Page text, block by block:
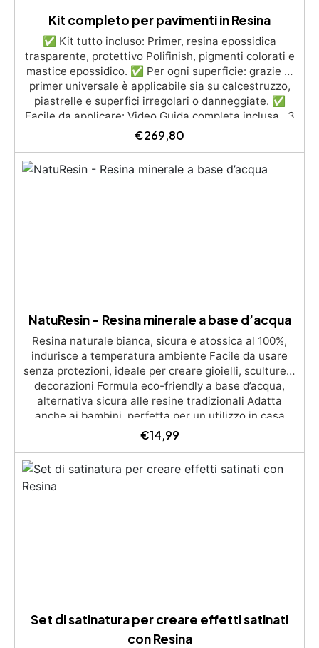
Kit completo per pavimenti in Resina
✅ Kit tutto incluso: Primer, resina epossidica
trasparente, protettivo Polifinish, pigmenti colorati e
mastice epossidico. ✅ Per ogni superficie: grazie al
primer universale è applicabile sia su calcestruzzo,
piastrelle e superfici irregolari o danneggiate. ✅
Facile da applicare: Video Guida completa inclusa, 3
semplici passaggi, dalla preparazione della superficie
alla finitura protettiva antigraffio. ✅ Risultati
professionali: Sistema autolivellante, resistente ai
raggi UV, duraturo e con finitura lucida o satinata. ✅
€269,80
NatuResin - Resina minerale a base d’acqua
Resina naturale bianca, sicura e atossica al 100%,
indurisce a temperatura ambiente Facile da usare
senza protezioni, ideale per creare gioielli, sculture e
decorazioni Formula eco-friendly a base d’acqua,
alternativa sicura alle resine tradizionali Adatta
anche ai bambini, perfetta per un utilizzo in casa
senza rischi Multiuso e versatile, pronta in soli 30
minuti per creazioni rapide e personalizzabili.
€14,99
Set di satinatura per creare effetti satinati
con Resina